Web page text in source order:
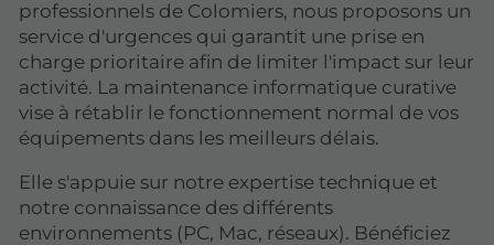
professionnels de Colomiers, nous proposons un
service d'urgences qui garantit une prise en
charge prioritaire afin de limiter l'impact sur leur
activité. La maintenance informatique curative
vise à rétablir le fonctionnement normal de vos
équipements dans les meilleurs délais.
Elle s'appuie sur notre expertise technique et
notre connaissance des différents
environnements (PC, Mac, réseaux). Bénéficiez